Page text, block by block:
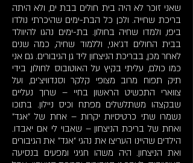
שאני זוכר לא היה בית חולים בבת ים, ולא היתה
בריכת שחייה. ולכן כל הבת-ימים שהיכרתי נולדו
ביפו, ולמדו שחיה בחולון. בת-ימים נהגו להיוולד
בבית החולים דג'אני, וללמוד שחיה, כמה שנים
לאחר מכן, בבריכת הניצחון ליד גן הגיבורים. גם אני
כמו כולם, עליתי בקיץ על האוטובוס לחולון, בידי
תיק תפוח מרוב מצופי קלקר וסנדוויצ'ים, ועל
צווארי התכשיט הראשון בחיי – שרוך נעליים
שבקצהו משתלשלים מפתח וכיס ניילון. בתוכו
נשמרו שתי כרטיסיות יקרות – אחת של "אגד"
ואחת של בריכת הניצחון – שאבוי לי אם יאבדו.
הילדים שהיינו העריצו את נהגי "אגד" את הגיבורים
ואת הניצחון. היה משהו חגיגי ומפעים בנסיעה